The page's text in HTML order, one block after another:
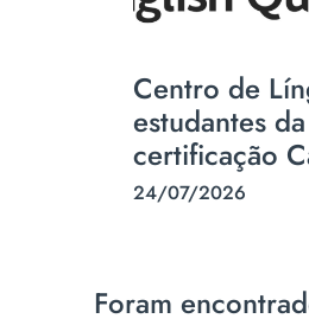
Centro de
estudantes
certificação
24/07/2026
Foram